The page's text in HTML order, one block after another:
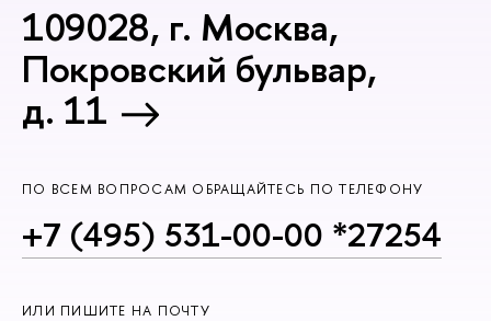
109028, г. Москва,
Покровский бульвар,
д. 11
ПО ВСЕМ ВОПРОСАМ ОБРАЩАЙТЕСЬ ПО ТЕЛЕФОНУ
+7 (495) 531-00-00 *27254
ИЛИ ПИШИТЕ НА ПОЧТУ